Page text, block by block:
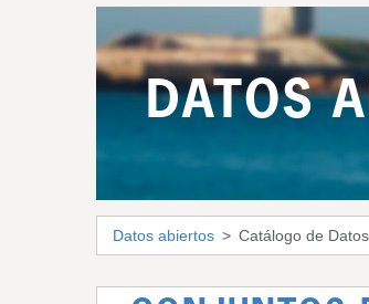
DATOS
Datos abiertos Catálogo de Datos